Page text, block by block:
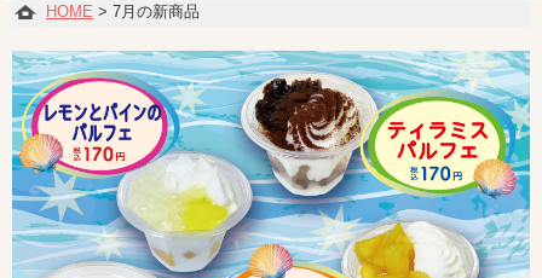
HOME > 7月の新商品